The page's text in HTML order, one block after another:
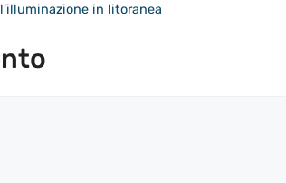
in litoranea